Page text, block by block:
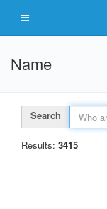
Name
Search
Results: 3415